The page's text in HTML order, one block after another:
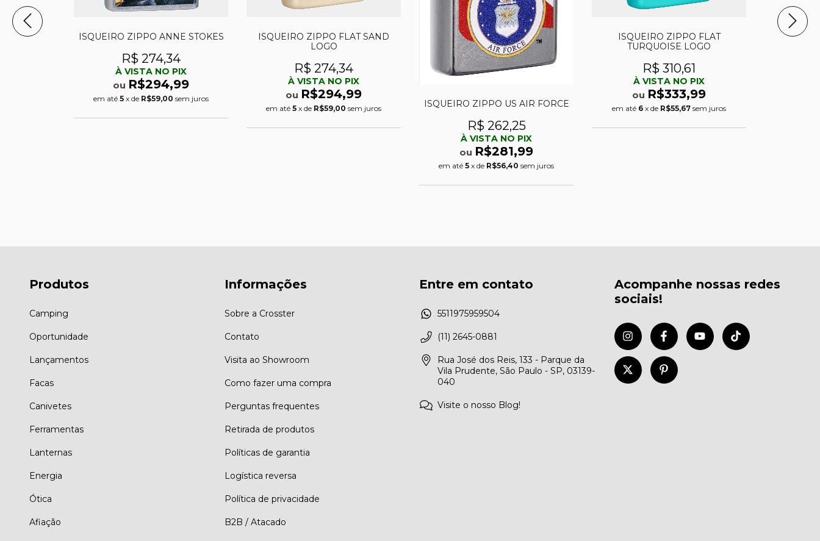
YANG ISQUEIRO ZIPPO ANNE STOKES
R$ 274,34
À VISTA NO PIX
ou R$294,99
em até 5 x de R$59,00 sem juros
ISQUEIRO ZIPPO FLAT SAND
LOGO
R$ 274,34
À VISTA NO PIX
ou R$294,99
em até 5 x de R$59,00 sem juros ISQUEIRO ZIPPO US AIR FORCE
R$ 262,25
À VISTA NO PIX
ou R$281,99
em até 5 x de R$56,40 sem juros
ISQUEIRO ZIPPO FLAT
TURQUOISE LOGO
R$ 310,61
À VISTA NO PIX
ou R$333,99
em até 6 x de R$55,67 sem juros
Isqueiro
Produtos
Camping
Oportunidade
Lançamentos
Facas
Canivetes
Ferramentas
Lanternas
Energia
Ótica
Afiação
Informações
Sobre a Crosster
Contato
Visita ao Showroom
Como fazer uma compra
Perguntas frequentes
Retirada de produtos
Políticas de garantia
Logística reversa
Política de privacidade
B2B / Atacado
Entre em contato
5511975959504
(11) 2645-0881
Rua José dos Reis, 133 - Parque da
Vila Prudente, São Paulo - SP, 03139-
040
Visite o nosso Blog!
Acompanhe nossas redes
sociais!